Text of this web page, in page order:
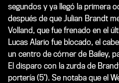
segundos y ya llegó la primera
después de que Julian Brandt
Volland, que fue frenado en el
Lucas Alario fue blocado, el
un centro de córner de Bailey,
El disparo con la zurda de
portería (5’). Se notaba que el